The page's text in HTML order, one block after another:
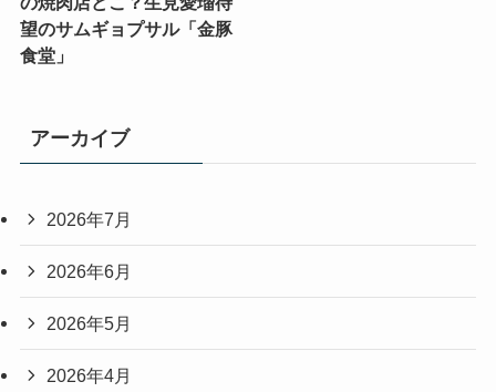
望のサムギョプサル「金豚
食堂」
アーカイブ
2026年7月
2026年6月
2026年5月
2026年4月